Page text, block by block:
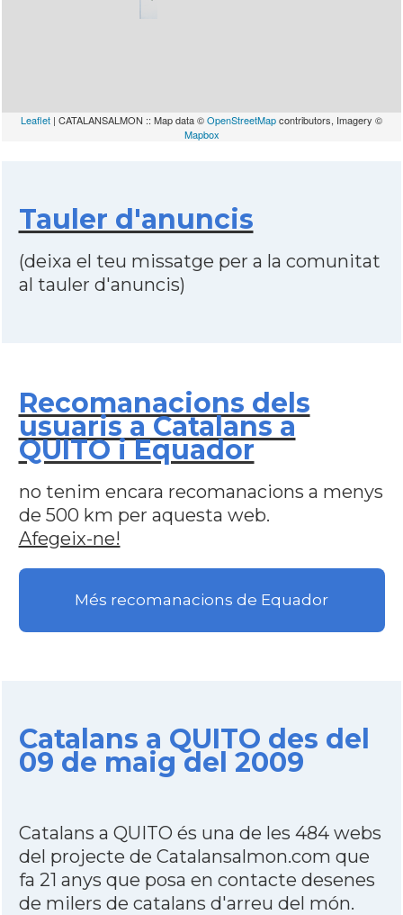
Leaflet | CATALANSALMON :: Map data ©OpenStreetMapcontributors, Imagery ©
Mapbox
Tauler d'anuncis
(deixa el teu missatge per a la comunitat
al tauler d'anuncis)
Recomanacions dels
usuaris a Catalans a
QUITO i Equador
no tenim encara recomanacions a menys
de 500 km per aquesta web.
Afegeix-ne!
Més recomanacions de Equador
Catalans a QUITO des del
09 de maig del 2009
Catalans a QUITO és una de les 484 webs
del projecte de Catalansalmon.com que
fa 21 anys que posa en contacte desenes
de milers de catalans d'arreu del món.